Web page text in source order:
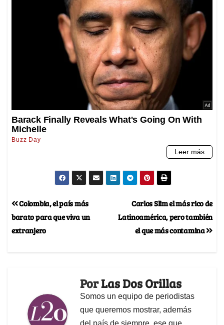
Carlos Slim el más rico de
Latinoamérica, pero también
el que más contamina
Colombia, el país más
barato para que viva un
extranjero
PorLas Dos Orillas
Somos un equipo de periodistas
que queremos mostrar, además